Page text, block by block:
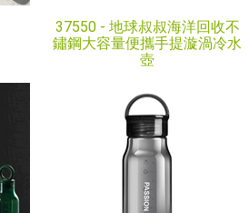
37550 - 地球叔叔海洋回收不
鏽鋼大容量便攜手提漩渦冷水
壺